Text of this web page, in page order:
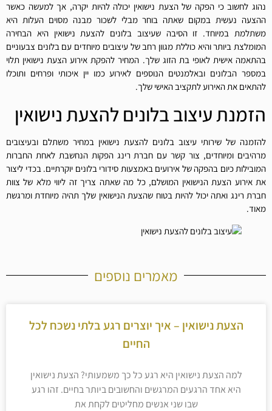
נהוג לחשוב כי הפקה של הצעת נישואין יכולה להיות יקרה, אך למעשה כאשר
ההצעה נעשית במקום שאתה בוחר מבלי לשכור מבנה מסוים העלות היא
משתלמת במיוחד. זו הסיבה שעיצוב בלונים להצעת נישואין היא הבחירה
המומלצת ביותר והיא כוללת מגוון רחב של עיצובים מיוחדים עם בלונים צבעוניים
בהתאמה אישית לאופי בת הזוג שלך. המחיר להפקת אירוע הצעת נישואין תלוי
במספר הבלונים ובאלמנטים הנוספים לאירוע כמו יין איכותי ופרחים ותוכלו
להתאים את האירוע לתקציב האישי שלך.
הזמנת עיצוב בלונים להצעת נישואין
להזמנה של שירותי עיצוב בלונים להצעת נישואין במחיר משתלם ובעיצובים
מרהיבים ומיוחדים, צור קשר עם חברת רינג הפקות הנחשבת לאחת החברות
המובילות כיום בהפקה של אירועים באמצעות סידורי בלונים יוקרתיים. בכדי ליצור
את אירוע הצעת הנישואין המושלם, כל מה שאתה צריך זה ליווי מלא של צוות
חברת רינג ואתה יכול להיות בטוח שהצעת הנישואין שלך תהיה מיוחדת ומרגשת
מאוד.
מאמרים נוספים
הצעת נישואין – איך יוצרים רגע בלתי נשכח לכל
החיים
למה הצעת נישואין היא רגע כל כך משמעותי? הצעת נישואין
היא אחד הרגעים המרגשים והחשובים ביותר בחיים. זהו רגע
שבו שני אנשים מחליטים לקחת את